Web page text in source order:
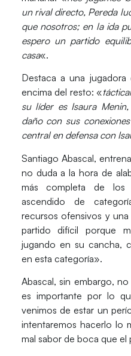
un rival directo, Pereda
que nosotros; en la ida
espero un partido
casa«.
Destaca a una
encima del resto: «
su líder es Isaura
daño con sus
central en defensa con
Santiago Abascal,
no duda a la hora de
más completa de
ascendido de
recursos ofensivos y
partido difícil porque
jugando en su cancha,
en esta categoría».
Abascal, sin embargo,
es importante por lo
venimos de estar un
intentaremos hacerlo lo
mal sabor de boca que